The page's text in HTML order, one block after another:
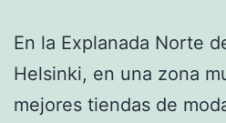
En la Explanada Norte
Helsinki, en una zona
mejores tiendas de